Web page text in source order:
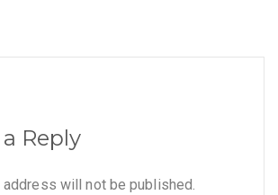
Reply
address will not be published.